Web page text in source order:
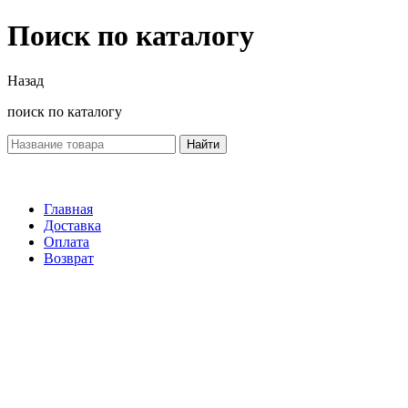
Поиск по каталогу
Назад
поиск по каталогу
Найти
Главная
Доставка
Оплата
Возврат